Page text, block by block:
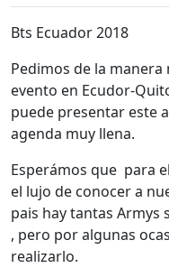
Bts Ecuador 2018
Pedimos de la
evento en Ecudor-
puede presentar este
agenda muy llena.
Esperámos que para
el lujo de conocer a
pais hay tantas
, pero por algunas
realizarlo.